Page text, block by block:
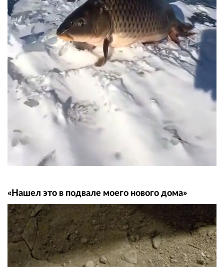
«Нашел это в подвале моего нового дома»